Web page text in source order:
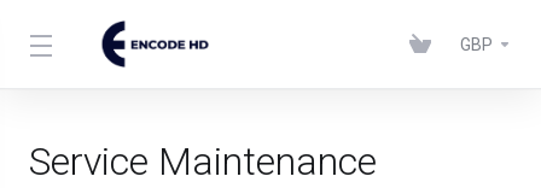
GBP
Service Maintenance